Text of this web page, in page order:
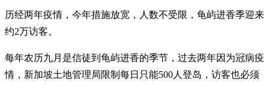
历经两年疫情，今年措施放宽，人数不受限，龟屿进香季迎来
约2万访客。
每年农历九月是信徒到龟屿进香的季节，过去两年因为冠病疫
情，新加坡土地管理局限制每日只能500人登岛，访客也必须